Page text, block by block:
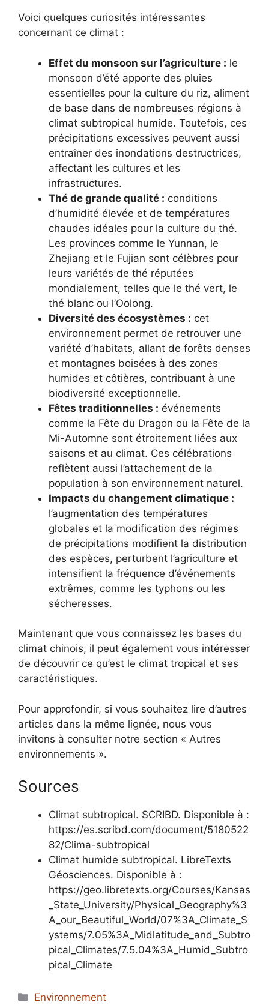
Voici quelques curiosités intéressantes
concernant ce climat :
Effet du monsoon sur l’agriculture : le
monsoon d’été apporte des pluies
essentielles pour la culture du riz, aliment
de base dans de nombreuses régions à
climat subtropical humide. Toutefois, ces
précipitations excessives peuvent aussi
entraîner des inondations destructrices,
affectant les cultures et les
infrastructures.
Thé de grande qualité : conditions
d’humidité élevée et de températures
chaudes idéales pour la culture du thé.
Les provinces comme le Yunnan, le
Zhejiang et le Fujian sont célèbres pour
leurs variétés de thé réputées
mondialement, telles que le thé vert, le
thé blanc ou l’Oolong.
Diversité des écosystèmes : cet
environnement permet de retrouver une
variété d’habitats, allant de forêts denses
et montagnes boisées à des zones
humides et côtières, contribuant à une
biodiversité exceptionnelle.
Fêtes traditionnelles : événements
comme la Fête du Dragon ou la Fête de la
Mi-Automne sont étroitement liées aux
saisons et au climat. Ces célébrations
reflètent aussi l’attachement de la
population à son environnement naturel.
Impacts du changement climatique :
l’augmentation des températures
globales et la modification des régimes
de précipitations modifient la distribution
des espèces, perturbent l’agriculture et
intensifient la fréquence d’événements
extrêmes, comme les typhons ou les
sécheresses.
Maintenant que vous connaissez les bases du
climat chinois, il peut également vous intéresser
de découvrir ce qu’est le climat tropical et ses
caractéristiques.
Pour approfondir, si vous souhaitez lire d’autres
articles dans la même lignée, nous vous
invitons à consulter notre section « Autres
environnements ».
Sources
Climat subtropical. SCRIBD. Disponible à :
https://es.scribd.com/document/5180522
82/Clima-subtropical
Climat humide subtropical. LibreTexts
Géosciences. Disponible à :
https://geo.libretexts.org/Courses/Kansas
_State_University/Physical_Geography%3
A_our_Beautiful_World/07%3A_Climate_S
ystems/7.05%3A_Midlatitude_and_Subtro
pical_Climates/7.5.04%3A_Humid_Subtro
pical_Climate
Catégories
Environnement